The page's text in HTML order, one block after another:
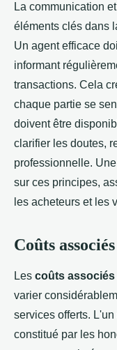
La communication
éléments clés dans
Un agent efficace
informant
transactions. Cela
chaque partie se
doivent être
clarifier les doutes,
professionnelle.
sur ces principes,
les acheteurs et les
Coûts
Les coûts
varier
services offerts.
constitué par les